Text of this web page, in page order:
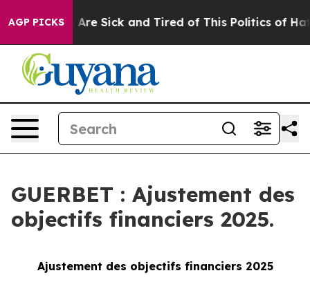
AGP PICKSAre Sick and Tired of This Politics of Hatred”
GUERBET : Ajustement des
objectifs financiers 2025.
Ajustement des objectifs financiers 2025